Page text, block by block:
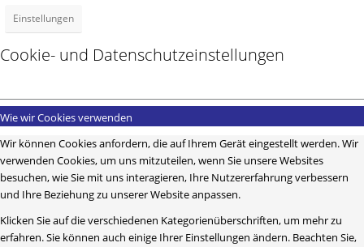
Einstellungen
Cookie- und Datenschutzeinstellungen
Wie wir Cookies verwenden
Wir können Cookies anfordern, die auf Ihrem Gerät eingestellt werden. Wir
verwenden Cookies, um uns mitzuteilen, wenn Sie unsere Websites
besuchen, wie Sie mit uns interagieren, Ihre Nutzererfahrung verbessern
und Ihre Beziehung zu unserer Website anpassen.
Klicken Sie auf die verschiedenen Kategorienüberschriften, um mehr zu
erfahren. Sie können auch einige Ihrer Einstellungen ändern. Beachten Sie,